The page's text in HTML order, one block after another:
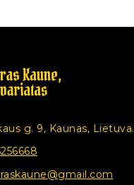
g. 9, Kaunas, Lietuva.